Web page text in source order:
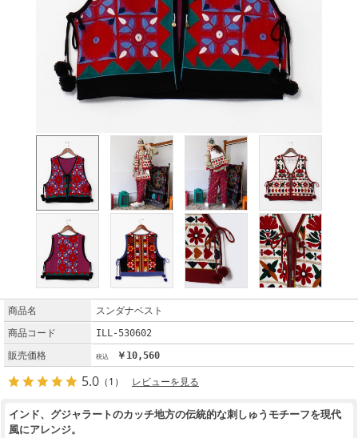
商品名
スンダナベスト
商品コード
ILL-530602
販売価格
￥10,560
5.0 （1） レビューを見る
インド、グジャラートのカッチ地方の伝統的な刺しゅうモチーフを現代
風にアレンジ。